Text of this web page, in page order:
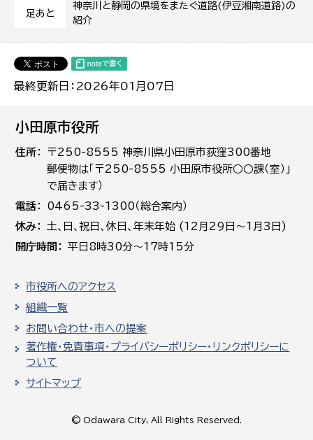
足あと
神奈川と静岡の県境をまたぐ道路(伊豆湘南道路)の
紹介
最終更新日：2026年01月07日
小田原市役所
住所
〒250-8555 神奈川県小田原市荻窪300番地
郵便物は「〒250-8555 小田原市役所○○課（室）」
で届きます）
電話
0465-33-1300（総合案内）
休み
土､日､祝日、休日、年末年始 (12月29日～1月3日)
開庁時間
平日8時30分～17時15分
市役所へのアクセス
組織一覧
お問い合わせ・市への提案
著作権・免責事項・プライバシーポリシー・リンクポリシーに
ついて
サイトマップ
© Odawara City, All Rights Reserved.